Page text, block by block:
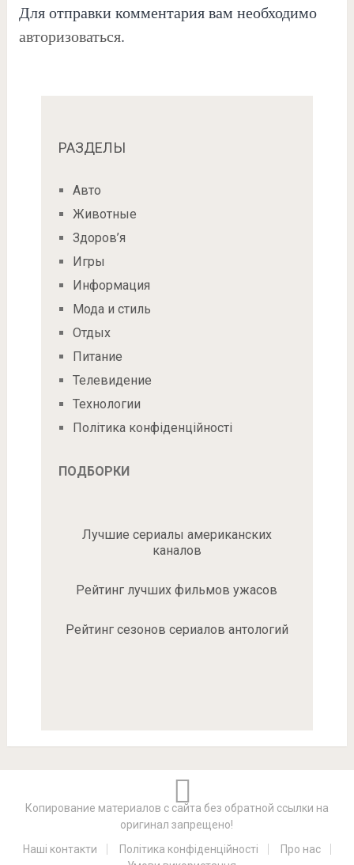
Для отправки комментария вам необходимо
авторизоваться.
РАЗДЕЛЫ
Авто
Животные
Здоров’я
Игры
Информация
Мода и стиль
Отдых
Питание
Телевидение
Технологии
Політика конфіденційності
ПОДБОРКИ
Лучшие сериалы американских
каналов
Рейтинг лучших фильмов ужасов
Рейтинг сезонов сериалов антологий
Копирование материалов с сайта без обратной ссылки на
оригинал запрещено!
Наші контакти
Політика конфіденційності
Про нас